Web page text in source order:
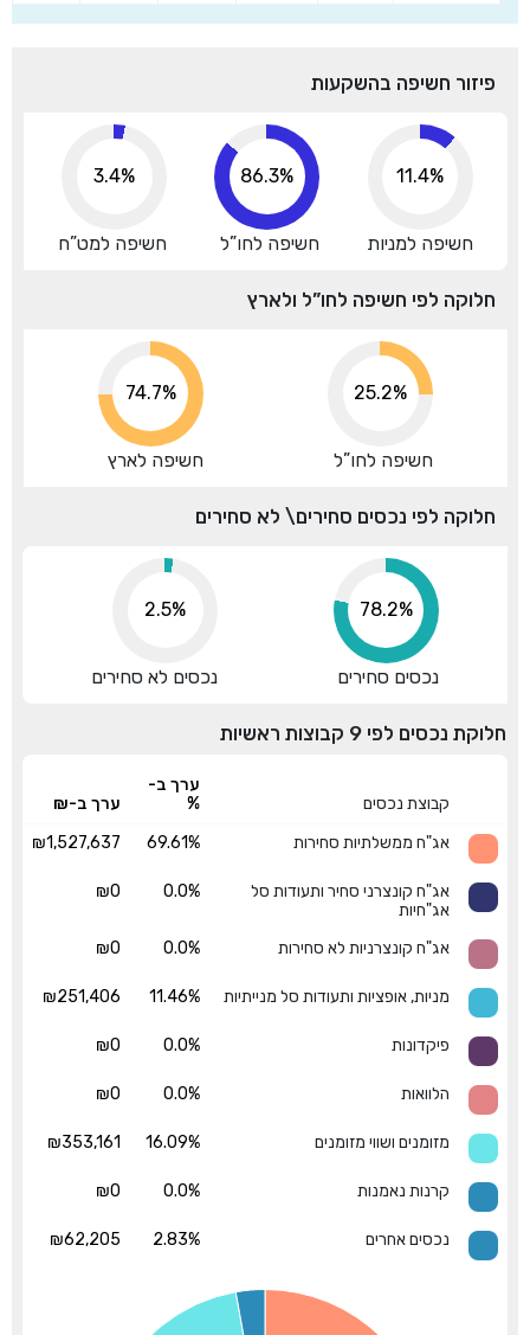
פיזור חשיפה בהשקעות
11.4%
חשיפה למניות
96.2%
חשיפה לחו”ל
3.4%
חשיפה למט”ח
חלוקה לפי חשיפה לחו”ל ולארץ
25.2%
חשיפה לחו”ל
74.7%
חשיפה לארץ
חלוקה לפי נכסים סחירים\ לא סחירים
87.8%
נכסים סחירים
2.5%
נכסים לא סחירים
חלוקת נכסים לפי 9 קבוצות ראשיות
קבוצת נכסים
ערך ב-
%
ערך ב-₪
אג"ח ממשלתיות סחירות
69.61%
₪1,527,637
אג"ח קונצרני סחיר ותעודות סל
אג"חיות
0.0%
₪0
אג"ח קונצרניות לא סחירות 0.0%
₪0
מניות, אופציות ותעודות סל מנייתיות 11.46%
₪251,406
פיקדונות 0.0%
₪0
הלוואות 0.0%
₪0
מזומנים ושווי מזומנים 16.09%
₪353,161
קרנות נאמנות 0.0%
₪0
נכסים אחרים 2.83%
₪62,205